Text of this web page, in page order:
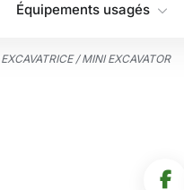
Équipements usagés
/ MINI EXCAVATOR